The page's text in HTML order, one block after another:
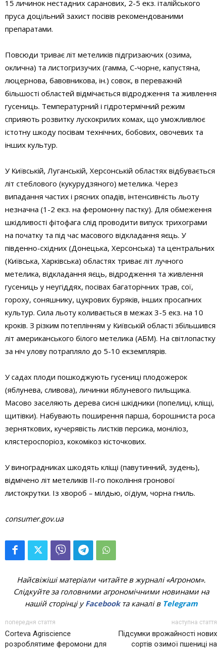
15 личинок нестадних саранових, 2-5 екз. італійського
пруса доцільний захист посівів рекомендованими
препаратами.
Повсюди триває літ метеликів підгризаючих (озима,
оклична) та листогризучих (гамма, С-чорне, капустяна,
люцернова, бавовникова, ін.) совок, в переважній
більшості областей відмічається відродження та живлення
гусениць. Температурний і гідротермічний режим
сприяють розвитку лускокрилих комах, що уможливлює
істотну шкоду посівам технічних, бобових, овочевих та
інших культур.
У Київській, Луганській, Херсонській областях відбувається
літ стеблового (кукурудзяного) метелика. Через
випадання частих і рясних опадів, інтенсивність льоту
незначна (1-2 екз. на феромонну пастку). Для обмеження
шкідливості фітофага слід проводити випуск трихограми
на початку та під час масового відкладання яєць. У
південно-східних (Донецька, Херсонська) та центральних
(Київська, Харківська) областях триває літ лучного
метелика, відкладання яєць, відродження та живлення
гусениць у неугіддях, посівах багаторічних трав, сої,
гороху, соняшнику, цукрових буряків, інших просапних
культур. Сила льоту коливається в межах 3-5 екз. на 10
кроків. З різким потеплінням у Київській області збільшився
літ американського білого метелика (АБМ). На світлопастку
за ніч улову потрапляло до 5-10 екземплярів.
У садах плоди пошкоджують гусениці плодожерок
(яблунева, сливова), личинки яблуневого пильщика.
Масово заселяють дерева сисні шкідники (попелиці, кліщі,
щитівки). Набувають поширення парша, борошниста роса
зерняткових, кучерявість листків персика, моніліоз,
клястероспоріоз, кокомікоз кісточкових.
У виноградниках шкодять кліщі (павутинний, зудень),
відмічено літ метеликів ІІ-го покоління гронової
листокрутки. Із хвороб – мілдью, оїдіум, чорна гниль.
consumer.gov.ua
Найсвіжіші матеріали читайте в журналі «Агроном».
Слідкуйте за головними агрономічними новинами на
нашій сторінці уFacebookта каналі в Telegram
попередня стаття
Corteva Agriscience
розроблятиме феромони для
наступна стаття
Підсумки врожайності нових
сортів озимої пшениці на